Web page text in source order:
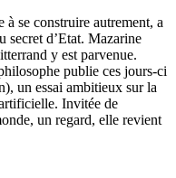
se construire autrement, a
secret d’Etat. Mazarine
y est parvenue.
publie ces jours-ci
un essai ambitieux sur la
Invitée de
un regard, elle revient